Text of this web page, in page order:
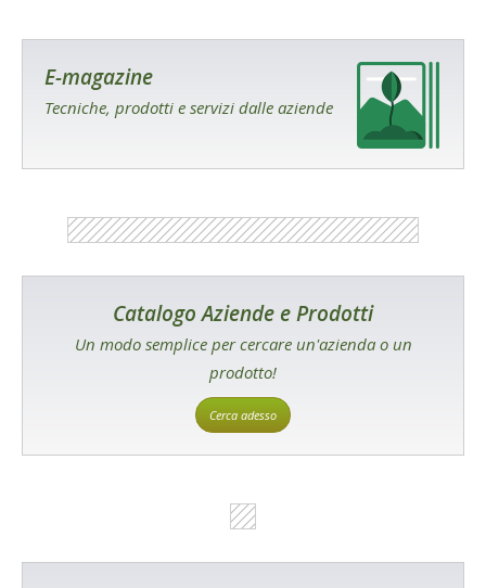
E-magazine
Tecniche, prodotti e servizi dalle aziende
Catalogo Aziende e Prodotti
Un modo semplice per cercare un'azienda o un
prodotto!
Cerca adesso